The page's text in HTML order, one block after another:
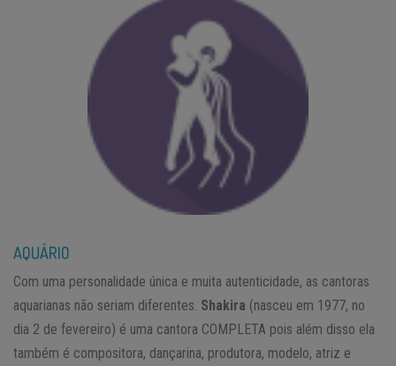
AQUÁRIO
Com uma personalidade única e muita autenticidade, as cantoras
aquarianas não seriam diferentes. Shakira (nasceu em 1977, no
dia 2 de fevereiro) é uma cantora COMPLETA pois além disso ela
também é compositora, dançarina, produtora, modelo, atriz e